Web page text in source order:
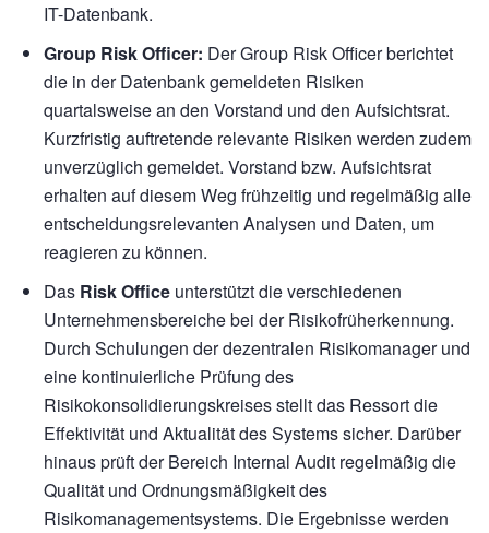
IT-Datenbank.
Group Risk Officer: Der Group Risk Officer berichtet
die in der Datenbank gemeldeten Risiken
quartalsweise an den Vorstand und den Aufsichtsrat.
Kurzfristig auftretende relevante Risiken werden zudem
unverzüglich gemeldet. Vorstand bzw. Aufsichtsrat
erhalten auf diesem Weg frühzeitig und regelmäßig alle
entscheidungsrelevanten Analysen und Daten, um
reagieren zu können.
Das Risk Office unterstützt die verschiedenen
Unternehmensbereiche bei der Risikofrüherkennung.
Durch Schulungen der dezentralen Risikomanager und
eine kontinuierliche Prüfung des
Risikokonsolidierungskreises stellt das Ressort die
Effektivität und Aktualität des Systems sicher. Darüber
hinaus prüft der Bereich Internal Audit regelmäßig die
Qualität und Ordnungsmäßigkeit des
Risikomanagementsystems. Die Ergebnisse werden